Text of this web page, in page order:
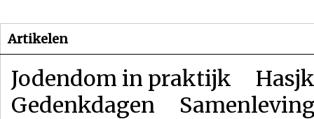
Artikelen
Jodendom in praktijk
Gedenkdagen